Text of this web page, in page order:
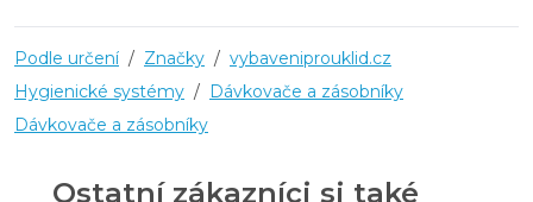
Podle určení / Značky / vybaveniprouklid.cz
Hygienické systémy / Dávkovače a zásobníky
Dávkovače a zásobníky
Ostatní zákazníci si také